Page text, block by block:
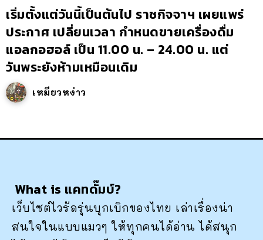
เริ่มตั้งแต่วันนี้เป็นต้นไป ราชกิจจาฯ เผยแพร่
ประกาศ เปลี่ยนเวลา กำหนดขายเครื่องดื่ม
แอลกอฮอล์ เป็น 11.00 น. – 24.00 น. แต่
วันพระยังห้ามเหมือนเดิม
เหมียวหง่าว
What is แคทดั๊มบ์?
เว็บไซต์ไวรัลรุ่นบุกเบิกของไทย เล่าเรื่องน่า
สนใจในแบบแมวๆ ให้ทุกคนได้อ่าน ได้สนุก